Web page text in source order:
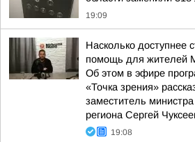
19:09
Насколько доступнее
помощь для жителей
Об этом в эфире
«Точка зрения»
заместитель
региона Сергей
19:08